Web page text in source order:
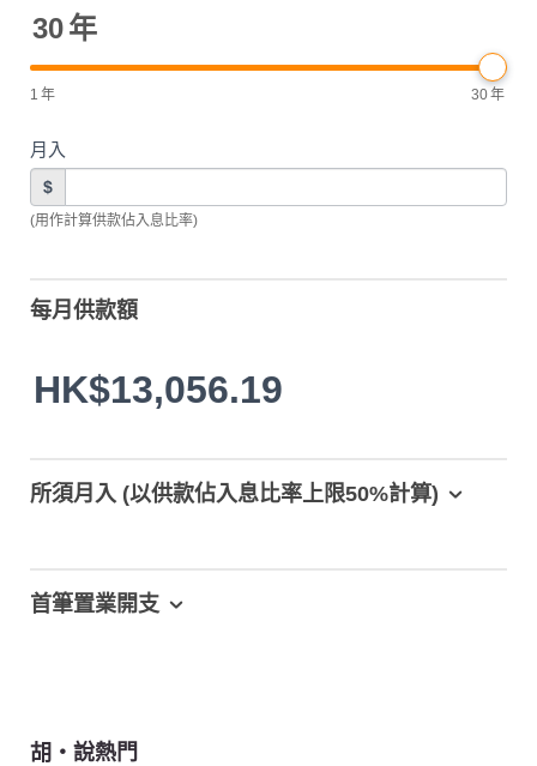
30年
1 年 30年
月入
$
(用作計算供款佔入息比率)
每月供款額
HK$13,056.19
所須月入 (以供款佔入息比率上限50%計算)
首筆置業開支
胡‧說熱門